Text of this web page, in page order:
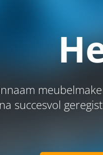
succesvol